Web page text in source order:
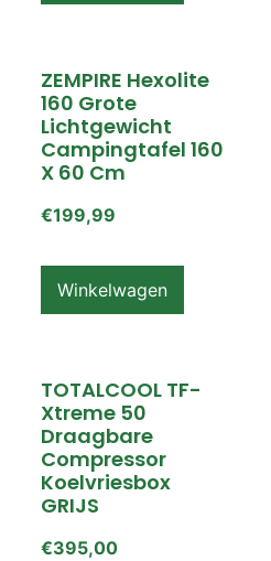
ZEMPIRE Hexolite
160 Grote
Lichtgewicht
Campingtafel 160
X 60 Cm
€199,99
Winkelwagen
TOTALCOOL TF-
Xtreme 50
Draagbare
Compressor
Koelvriesbox
GRIJS
€395,00